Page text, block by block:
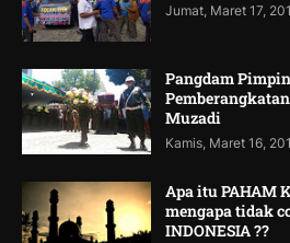
Jumat, Maret 17,
Pangdam
Muzadi
Kamis, Maret 16,
Apa itu PAHAM
mengapa tidak
INDONESIA ??